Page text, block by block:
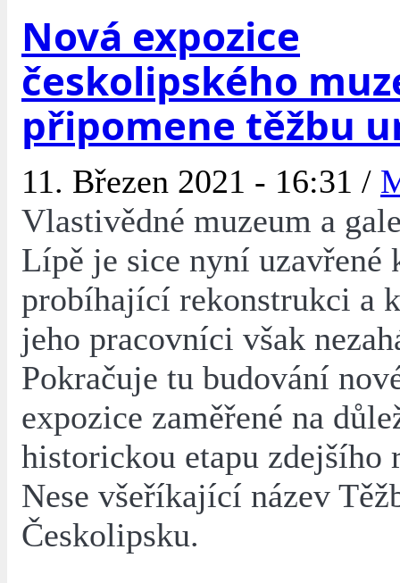
Nová expozice
českolipského
připomene těžbu
11. Březen 2021 - 16:31 /
Vlastivědné muzeum a
Lípě je sice nyní uzavřené
probíhající rekonstrukci a
jeho pracovníci však
Pokračuje tu budování
expozice zaměřené na
historickou etapu zdejšího
Nese všeříkající název
Českolipsku.